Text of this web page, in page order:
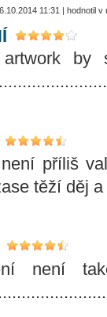
11:31 | hodnotil
artwork by
příliš
těží děj
není